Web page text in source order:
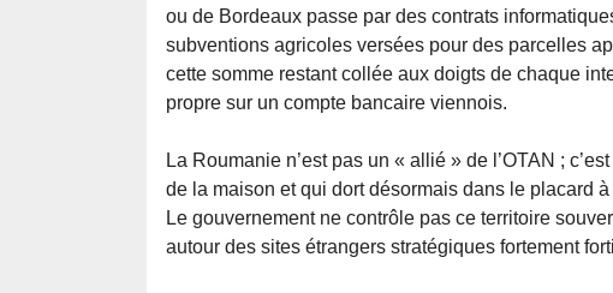
ou de Bordeaux passe par des contrats
subventions agricoles versées pour des parcelles
cette somme restant collée aux doigts de chaque
propre sur un compte bancaire viennois.
La Roumanie n’est pas un « allié » de l’OTAN ;
de la maison et qui dort désormais dans le placard
Le gouvernement ne contrôle pas ce territoire
autour des sites étrangers stratégiques fortement